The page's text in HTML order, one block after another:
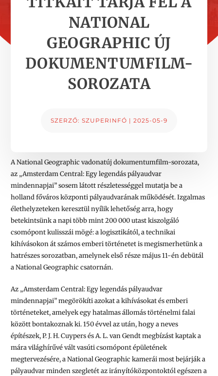
NATIONAL
GEOGRAPHIC ÚJ
DOKUMENTUMFILM-
SOROZATA
SZERZŐ: SZUPERINFÓ | 2025-05-9
A National Geographic vadonatúj dokumentumfilm-sorozata,
az „Amsterdam Central: Egy legendás pályaudvar
mindennapjai” sosem látott részletességgel mutatja be a
holland főváros központi pályaudvarának működését. Izgalmas
élethelyzeteken keresztül nyílik lehetőség arra, hogy
betekintsünk a napi több mint 200 000 utast kiszolgáló
csomópont kulisszái mögé: a logisztikától, a technikai
kihívásokon át számos emberi történetet is megismerhetünk a
hatrészes sorozatban, amelynek első része május 11-én debütál
a National Geographic csatornán.
Az „Amsterdam Central: Egy legendás pályaudvar
mindennapjai” megörökíti azokat a kihívásokat és emberi
történeteket, amelyek egy hatalmas állomás történelmi falai
között bontakoznak ki. 150 évvel az után, hogy a neves
építészek, P. J. H. Cuypers és A. L. van Gendt megbízást kaptak a
mára világhírűvé vált vasúti csomópont épületének
megtervezésére, a National Geographic kamerái most bejárják a
pályaudvar minden szegletét az irányítóközpontoktól egészen a